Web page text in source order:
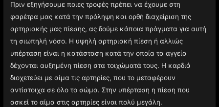
Πριν εξηγήσουμε ποιες τροφές πρέπει να έχουμε στη
φαρέτρα μας κατά την πρόληψη και ορθή διαχείριση της
αρτηριακής μας πίεσης, ας δούμε κάποια πράγματα για αυτή
τη σιωπηλή νόσο. Η υψηλή αρτηριακή πίεση ή αλλιώς
υπέρταση είναι η κατάσταση κατά την οποία τα αγγεία
δέχονται αυξημένη πίεση στα τοιχώματά τους. H καρδιά
διοχετεύει με αίμα τις αρτηρίες, που το μεταφέρουν
αντίστοιχα σε όλο το σώμα. Στην υπέρταση η πίεση που
ασκεί το αίμα στις αρτηρίες είναι πολύ μεγάλη.